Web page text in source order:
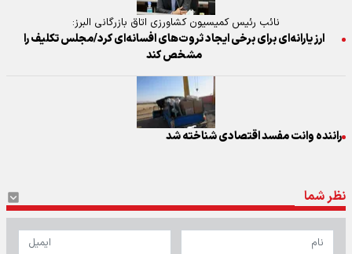
نائب رئیس کمیسیون کشاورزی اتاق بازرگانی البرز:
ارز یارانه‌ای برای برخی ایجاد ثروت‌های افسانه‌ای کرد/مجلس تکلیف را
مشخص کند
راننده وانت مفسد اقتصادی شناخته شد
نظر شما